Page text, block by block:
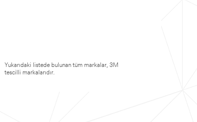
Yukarıdaki listede bulunan tüm markalar, 3M
tescilli markalarıdır.